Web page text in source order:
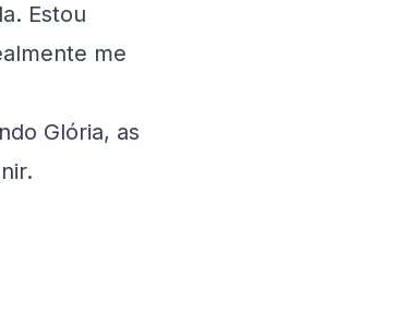
Estou
me
Glória, as